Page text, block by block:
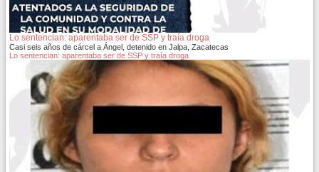
Lo sentencian: aparentaba ser de SSP y traía droga
Casi seis años de cárcel a Ángel, detenido en Jalpa, Zacatecas
Lo sentencian: aparentaba ser de SSP y traía droga